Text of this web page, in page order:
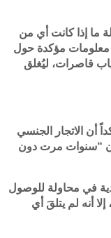
ما إذا كانت أي من
معلومات مؤكدة حول
قاصرات، ليُغلق
أن الاتجار الجنسي
“سنوات مرت دون
في محاولة للوصول
أنه لم يتلقَ أي